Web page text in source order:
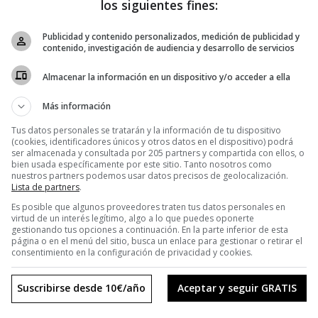
esta playlist para que te acompañe en tu lectura.
los siguientes fines:
Publicidad y contenido personalizados, medición de publicidad y
contenido, investigación de audiencia y desarrollo de servicios
Almacenar la información en un dispositivo y/o acceder a ella
Más información
Tus datos personales se tratarán y la información de tu dispositivo
(cookies, identificadores únicos y otros datos en el dispositivo) podrá
ser almacenada y consultada por 205 partners y compartida con ellos, o
bien usada específicamente por este sitio. Tanto nosotros como
nuestros partners podemos usar datos precisos de geolocalización.
Lista de partners.
Es posible que algunos proveedores traten tus datos personales en
virtud de un interés legítimo, algo a lo que puedes oponerte
gestionando tus opciones a continuación. En la parte inferior de esta
página o en el menú del sitio, busca un enlace para gestionar o retirar el
consentimiento en la configuración de privacidad y cookies.
Aceptar y seguir GRATIS
Suscribirse desde 10€/año